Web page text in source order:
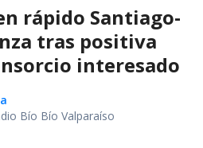
rápido Santiago-
tras positiva
interesado
Bío Bío Valparaíso